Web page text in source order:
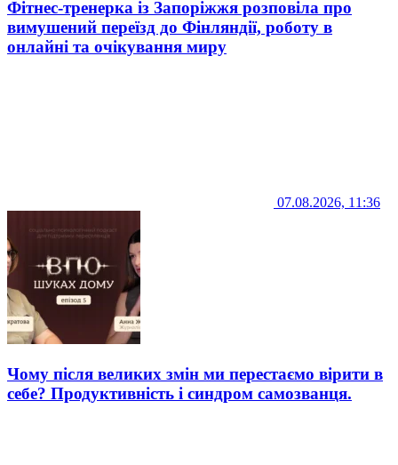
Фітнес-тренерка із Запоріжжя розповіла про
вимушений переїзд до Фінляндії, роботу в
онлайні та очікування миру
07.08.2026, 11:36
Чому після великих змін ми перестаємо вірити в
себе? Продуктивність і синдром самозванця.